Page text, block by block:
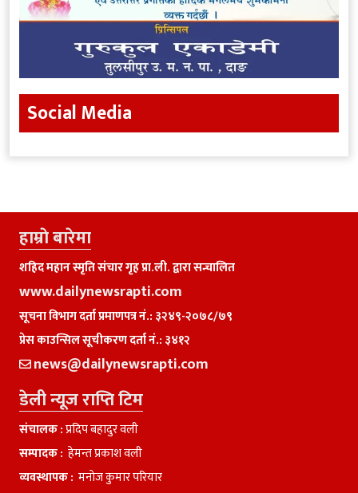
Social Media
हाम्राे बारेमा
शहिद महान स्मृति संचार गृह प्रा.ली. द्वारा सन्चालित
www.dailynewsrapti.com
सूचना विभाग दर्ता प्रमाणपत्र नं.: ३२४९-२०७८/७९
प्रेस काउन्सिल सूचीकरण दर्ता नं.: ३४१२
news@dailynewsrapti.com
डेली न्यूज राप्ति टिम
संचालक :प्रदिप बहादुर वली
सम्पादक : हेमन्त प्रकाश वली
व्यवस्थापक : मनाेज कुमार परियार